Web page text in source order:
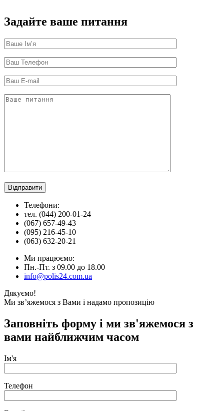
Задайте ваше питання
Телефони:
тел. (044) 200-01-24
(067) 657-49-43
(095) 216-45-10
(063) 632-20-21
Ми працюємо:
Пн.-Пт. з 09.00 до 18.00
info@polis24.com.ua
Дякуємо!
Ми зв’яжемося з Вами і надамо пропозицію
Заповніть форму і ми зв'яжемося з
вами найближчим часом
Ім'я
Телефон